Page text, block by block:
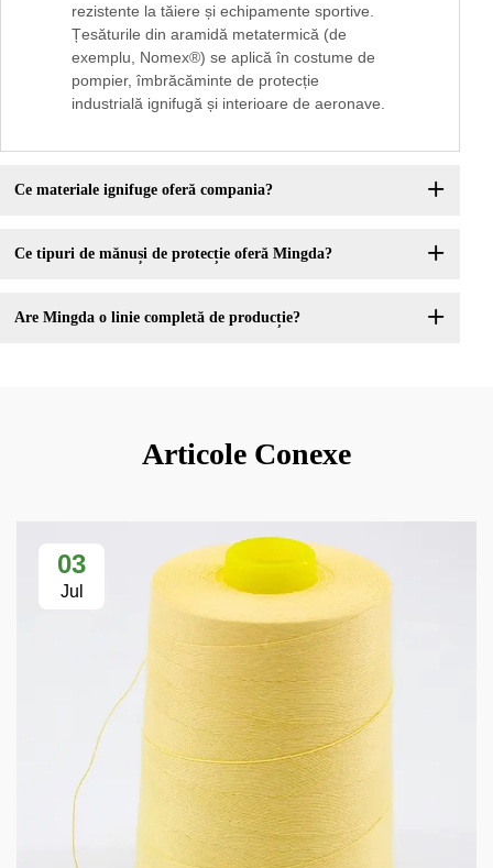
rezistente la tăiere și echipamente sportive.
Țesăturile din aramidă metatermică (de
exemplu, Nomex®) se aplică în costume de
pompier, îmbrăcăminte de protecție
industrială ignifugă și interioare de aeronave.
Ce materiale ignifuge oferă compania?
Ce tipuri de mănuși de protecție oferă Mingda?
Are Mingda o linie completă de producție?
Articole Conexe
03
Jul